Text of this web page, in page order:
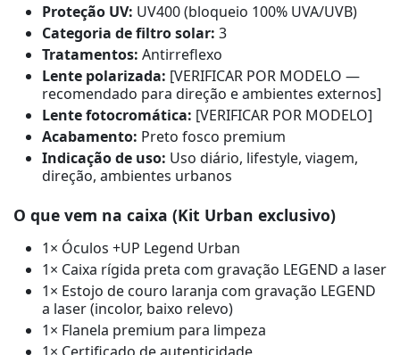
Proteção UV: UV400 (bloqueio 100% UVA/UVB)
Categoria de filtro solar: 3
Tratamentos: Antirreflexo
Lente polarizada: [VERIFICAR POR MODELO —
recomendado para direção e ambientes externos]
Lente fotocromática: [VERIFICAR POR MODELO]
Acabamento: Preto fosco premium
Indicação de uso: Uso diário, lifestyle, viagem,
direção, ambientes urbanos
O que vem na caixa (Kit Urban exclusivo)
1× Óculos +UP Legend Urban
1× Caixa rígida preta com gravação LEGEND a laser
1× Estojo de couro laranja com gravação LEGEND
a laser (incolor, baixo relevo)
1× Flanela premium para limpeza
1× Certificado de autenticidade